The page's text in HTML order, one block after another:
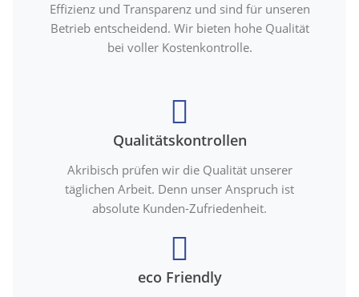
Effizienz und Transparenz und sind für unseren
Betrieb entscheidend. Wir bieten hohe Qualität
bei voller Kostenkontrolle.
Qualitätskontrollen
Akribisch prüfen wir die Qualität unserer
täglichen Arbeit. Denn unser Anspruch ist
absolute Kunden-Zufriedenheit.
eco Friendly